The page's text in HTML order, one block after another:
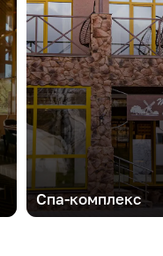
Спа-комплекс